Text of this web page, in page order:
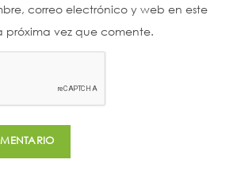
correo electrónico y web en este
próxima vez que comente.